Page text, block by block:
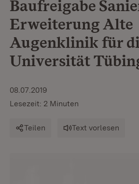
Baufreigabe
Erweiterung Alte
Augenklinik für
Universität
08.07.2019
Lesezeit: 2 Minuten
Teilen Text vorlesen